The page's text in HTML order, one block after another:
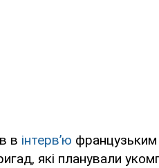
в інтерв’ю
які планували